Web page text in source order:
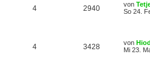
4 2940 von
So 24.
4 3428 von
Mi 23.